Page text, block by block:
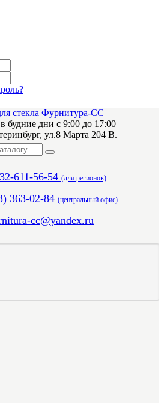
будние дни с 9:00 до 17:00
ул.8 Марта 204 В.
611-56-54 (для регионов)
363-02-84 (центральный офис)
cc@yandex.ru